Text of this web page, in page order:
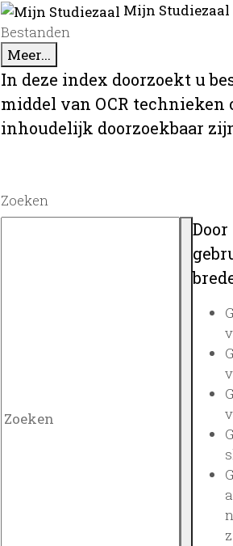
Mijn
Bestanden
Meer...
In deze index doorzoekt u
middel van OCR
inhoudelijk doorzoekbaar
Zoeken